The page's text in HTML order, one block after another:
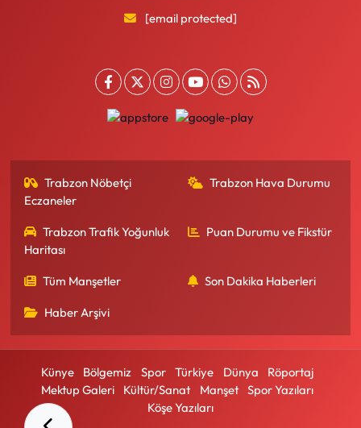
[email protected]
Trabzon Nöbetçi
Eczaneler
Trabzon Hava Durumu
Trabzon Trafik Yoğunluk
Haritası
Puan Durumu ve Fikstür
Tüm Manşetler Son Dakika Haberleri
Haber Arşivi
Künye Bölgemiz Spor Türkiye Dünya
Röportaj
Mektup Galeri
Kültür/Sanat Manşet
Spor Yazıları
Köşe Yazıları